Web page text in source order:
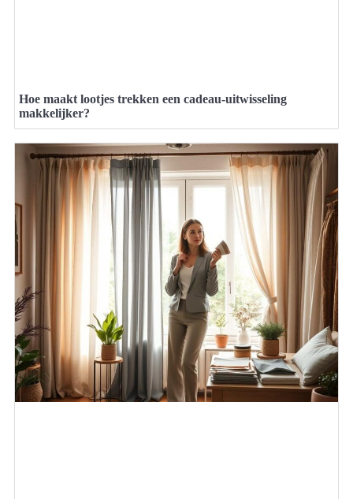
Hoe maakt lootjes trekken een cadeau-uitwisseling
makkelijker?